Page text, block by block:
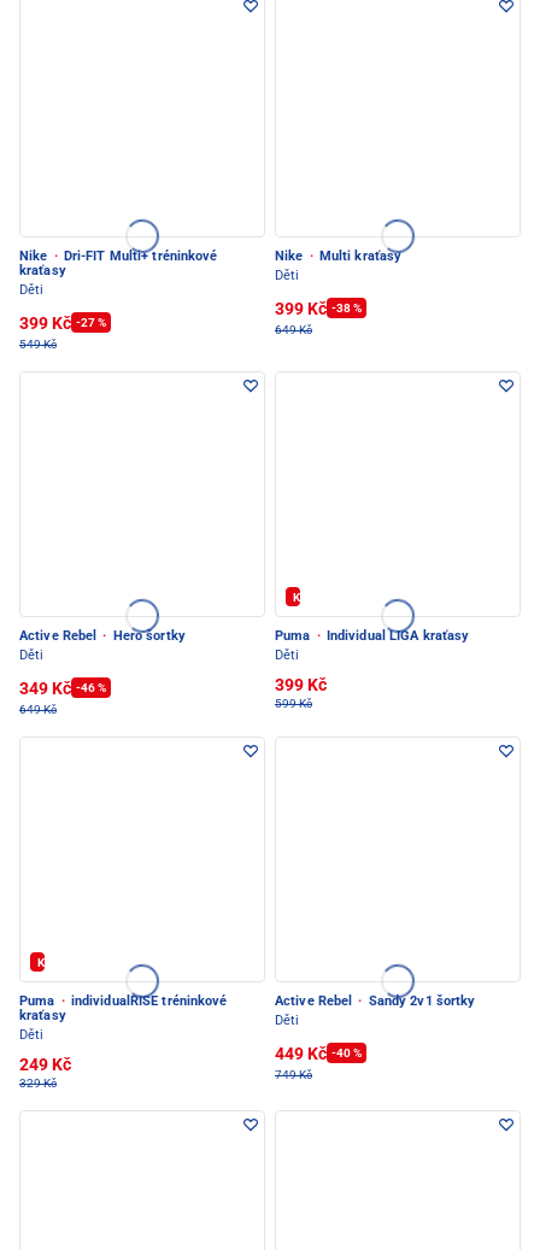
Nike · Dri-FIT Multi+ tréninkové
kraťasy
Děti
399 Kč -27 %
549 Kč
Nike · Multi kraťasy
Děti
399 Kč -38 %
649 Kč
Active Rebel ·
Hero šortky
Děti
349 Kč -46 %
649 Kč
Kód: FOTBAL20
Puma ·
Individual LIGA kraťasy
Děti
399 Kč
599 Kč
Kód: FOTBAL20
Puma · individualRISE tréninkové
kraťasy
Děti
249 Kč
329 Kč
Active Rebel · Sandy 2v1 šortky
Děti
449 Kč -40 %
749 Kč